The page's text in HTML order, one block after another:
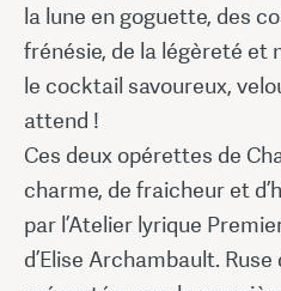
la lune en goguette, des
frénésie, de la légèreté et
le cocktail savoureux,
attend !
Ces deux opérettes de
charme, de fraicheur et
par l’Atelier lyrique
d’Elise Archambault. Ruse